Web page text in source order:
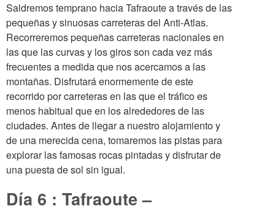
Saldremos temprano hacia Tafraoute a través de las
pequeñas y sinuosas carreteras del Anti-Atlas.
Recorreremos pequeñas carreteras nacionales en
las que las curvas y los giros son cada vez más
frecuentes a medida que nos acercamos a las
montañas. Disfrutará enormemente de este
recorrido por carreteras en las que el tráfico es
menos habitual que en los alrededores de las
ciudades. Antes de llegar a nuestro alojamiento y
de una merecida cena, tomaremos las pistas para
explorar las famosas rocas pintadas y disfrutar de
una puesta de sol sin igual.
Día 6 : Tafraoute –